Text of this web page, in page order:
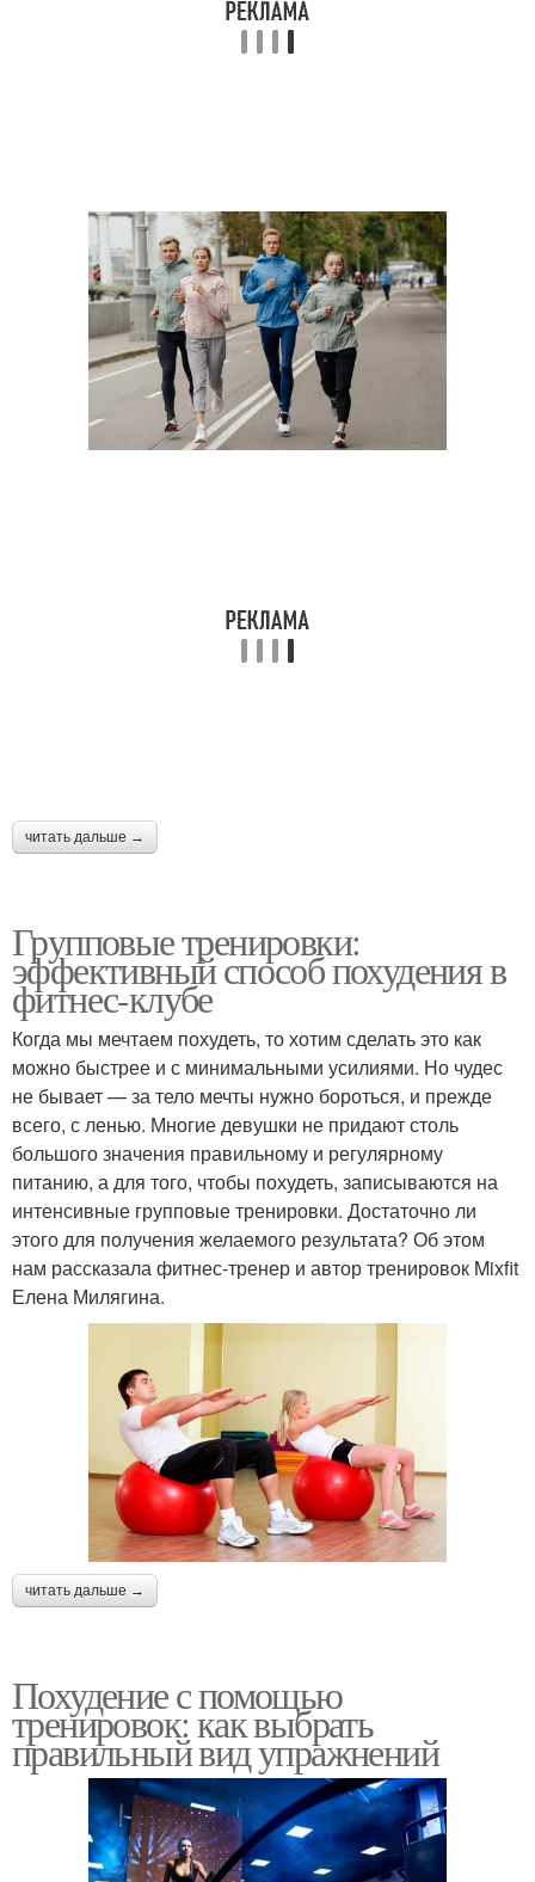
Упражнения для
домашних тренировок
Домашние тренировки
Тела перед
тренировкой
Разминка перед
тренировкой
Люди при тренировках
Эффект в похудении Ходьба для похудения
Способ для похудения
Тренировки без
ускорения
Активности при
похудении
Организм кроме
похудения
Тренировки для
Разница между
Интенсивная
тренировка
Тренировка на
жиросжигание
Тренировки для
сжигания
Тренировки в
тренажерном зале
Тренировки для сброса
Короткие тренировки
Интенсивные
тренировки
читать дальше →
Групповые тренировки:
эффективный способ похудения в
фитнес-клубе
Когда мы мечтаем похудеть, то хотим сделать это как
можно быстрее и с минимальными усилиями. Но чудес
не бывает — за тело мечты нужно бороться, и прежде
всего, с ленью. Многие девушки не придают столь
большого значения правильному и регулярному
питанию, а для того, чтобы похудеть, записываются на
интенсивные групповые тренировки. Достаточно ли
этого для получения желаемого результата? Об этом
нам рассказала фитнес-тренер и автор тренировок Mixfit
Елена Милягина.
читать дальше →
Похудение с помощью
тренировок: как выбрать
правильный вид упражнений